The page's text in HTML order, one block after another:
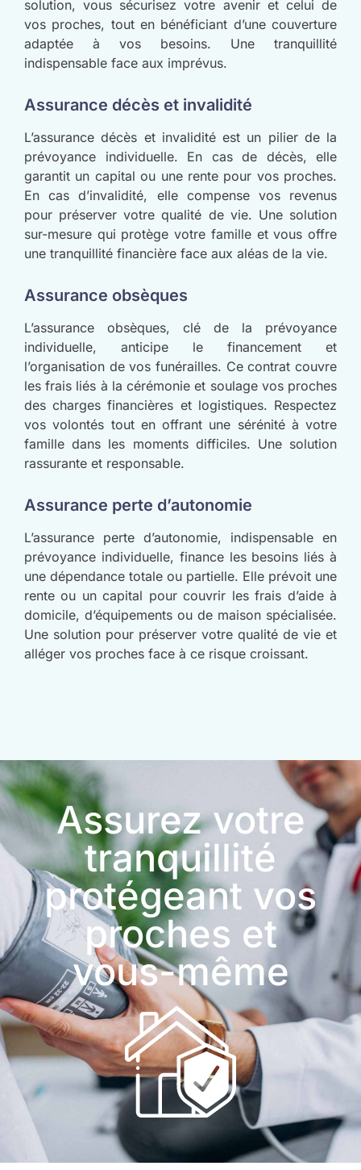
solution, vous sécurisez votre avenir et celui de
vos proches, tout en bénéficiant d’une couverture
adaptée à vos besoins. Une tranquillité
indispensable face aux imprévus.
Assurance décès et invalidité
L’assurance décès et invalidité est un pilier de la
prévoyance individuelle. En cas de décès, elle
garantit un capital ou une rente pour vos proches.
En cas d’invalidité, elle compense vos revenus
pour préserver votre qualité de vie. Une solution
sur-mesure qui protège votre famille et vous offre
une tranquillité financière face aux aléas de la vie.
Assurance obsèques
L’assurance obsèques, clé de la prévoyance
individuelle, anticipe le financement et
l’organisation de vos funérailles. Ce contrat couvre
les frais liés à la cérémonie et soulage vos proches
des charges financières et logistiques. Respectez
vos volontés tout en offrant une sérénité à votre
famille dans les moments difficiles. Une solution
rassurante et responsable.
Assurance perte d’autonomie
L’assurance perte d’autonomie, indispensable en
prévoyance individuelle, finance les besoins liés à
une dépendance totale ou partielle. Elle prévoit une
rente ou un capital pour couvrir les frais d’aide à
domicile, d’équipements ou de maison spécialisée.
Une solution pour préserver votre qualité de vie et
alléger vos proches face à ce risque croissant.
Assurez votre
tranquillité
protégeant vos
proches et
vous-même